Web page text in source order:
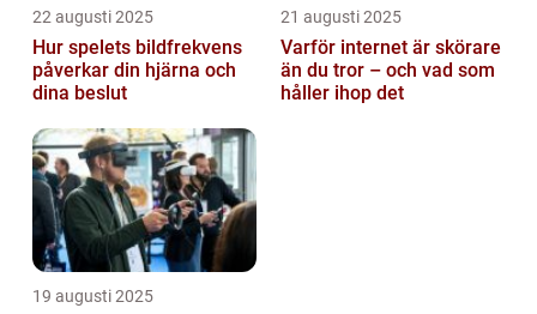
22 augusti 2025
Hur spelets bildfrekvens
påverkar din hjärna och
dina beslut
21 augusti 2025
Varför internet är skörare
än du tror – och vad som
håller ihop det
19 augusti 2025